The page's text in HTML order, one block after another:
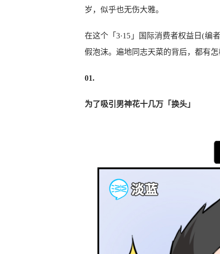
岁，似乎也无伤大雅。
在这个「3·15」国际消费者权益日(编
假泡沫。遍地同志天菜的背后，都有
01.
为了吸引男神花十几万「换头」